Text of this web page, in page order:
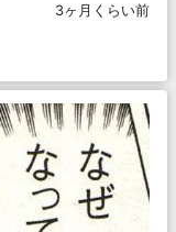
3ヶ月くらい前